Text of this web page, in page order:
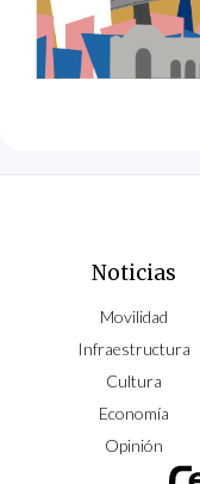
Noticias
Movilidad
Infraestructura
Cultura
Economía
Opinión